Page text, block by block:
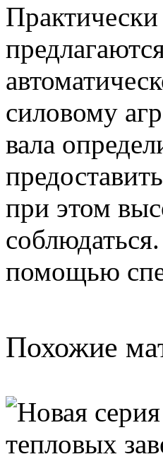
Практически
силовому
вала
при этом
помощью
Похожие